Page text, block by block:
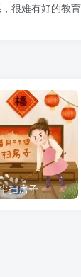
何来成功；
何来荣耀；
何来辉煌。
就去管，不
很难有好的教育
扫房子